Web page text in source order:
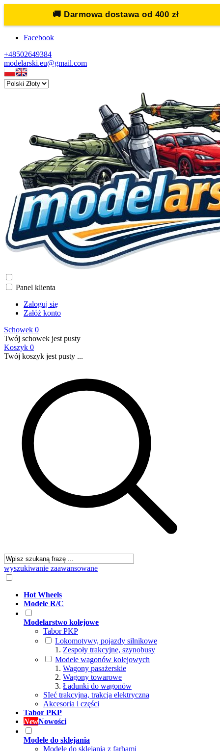
🚚 Darmowa dostawa od 400 zł
Facebook
+48502649384
modelarski.eu@gmail.com
Panel klienta
Zaloguj się
Załóż konto
Schowek 0
Twój schowek jest pusty
Koszyk 0
Twój koszyk jest pusty ...
wyszukiwanie zaawansowane
Hot Wheels
Modele R/C
Modelarstwo kolejowe
Tabor PKP
Lokomotywy, pojazdy silnikowe
Zespoły trakcyjne, szynobusy
Modele wagonów kolejowych
Wagony pasażerskie
Wagony towarowe
Ładunki do wagonów
SIeć trakcyjna, trakcja elektryczna
Akcesoria i części
Tabor PKP
NewNowości
Modele do sklejania
Modele do sklejania z farbami